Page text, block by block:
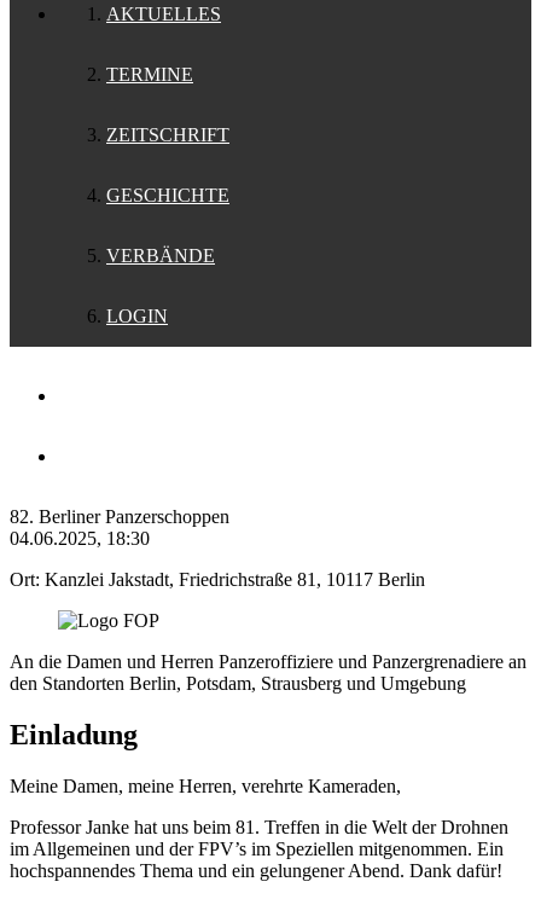
AKTUELLES
TERMINE
ZEITSCHRIFT
GESCHICHTE
VERBÄNDE
LOGIN
82. Berliner Panzerschoppen
04.06.2025, 18:30
Ort: Kanzlei Jakstadt, Friedrichstraße 81, 10117 Berlin
An die Damen und Herren Panzeroffiziere und Panzergrenadiere an
den Standorten Berlin, Potsdam, Strausberg und Umgebung
Einladung
Meine Damen, meine Herren, verehrte Kameraden,
Professor Janke hat uns beim 81. Treffen in die Welt der Drohnen
im Allgemeinen und der FPV’s im Speziellen mitgenommen. Ein
hochspannendes Thema und ein gelungener Abend. Dank dafür!